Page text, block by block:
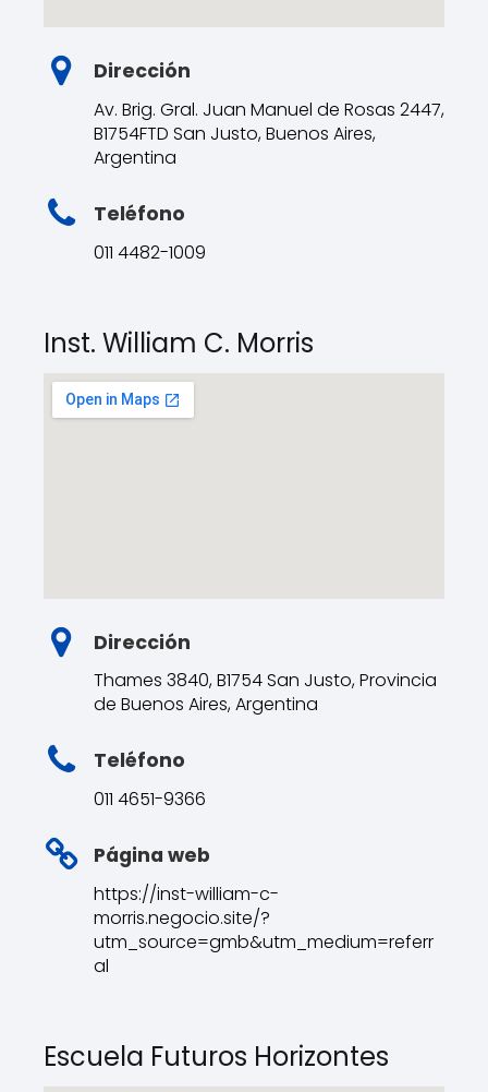
Dirección
Av. Brig. Gral. Juan Manuel de Rosas 2447,
B1754FTD San Justo, Buenos Aires,
Argentina
Teléfono
011 4482-1009
Inst. William C. Morris
Dirección
Thames 3840, B1754 San Justo, Provincia
de Buenos Aires, Argentina
Teléfono
011 4651-9366
Página web
https://inst-william-c-
morris.negocio.site/?
utm_source=gmb&utm_medium=referr
al
Escuela Futuros Horizontes